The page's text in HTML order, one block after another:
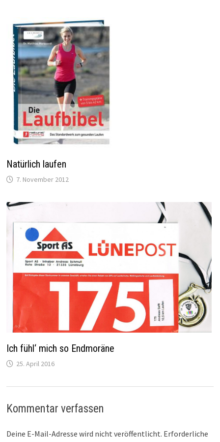
Natürlich laufen
7. November 2012
Ich fühl‘ mich so Endmoräne
25. April 2016
Kommentar verfassen
Deine E-Mail-Adresse wird nicht veröffentlicht. Erforderliche